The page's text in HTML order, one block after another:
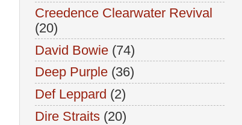
Creedence Clearwater Revival
(20)
David Bowie (74)
Deep Purple (36)
Def Leppard (2)
Dire Straits (20)